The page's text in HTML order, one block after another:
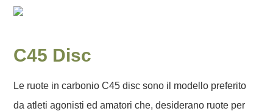
C45 Disc
Le ruote in carbonio C45 disc sono il modello preferito
da atleti agonisti ed amatori che, desiderano ruote per